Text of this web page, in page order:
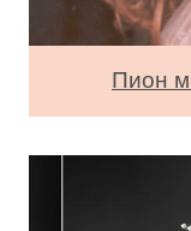
Пион